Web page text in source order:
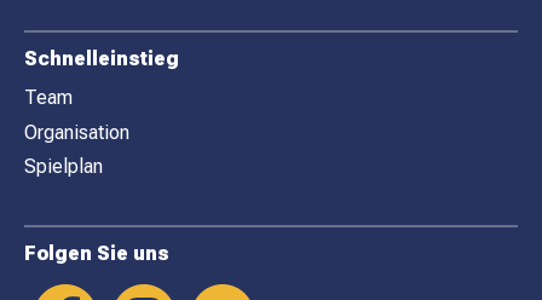
Schnelleinstieg
Team
Organisation
Spielplan
Folgen Sie uns